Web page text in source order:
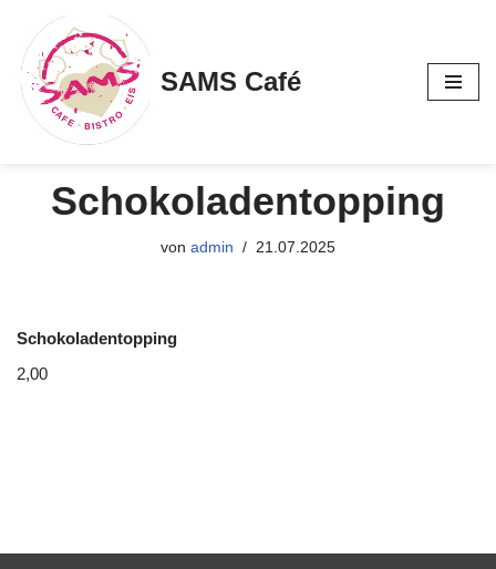
Zum
Inhalt
springen
SAMS Café
Schokoladentopping
von admin 21.07.2025
Schokoladentopping
2,00